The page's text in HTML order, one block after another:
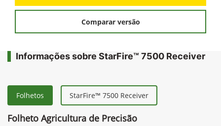
Comparar versão
Informações sobre StarFire™ 7500 Receiver
Folhetos StarFire™ 7500 Receiver
Folheto Agricultura de Precisão